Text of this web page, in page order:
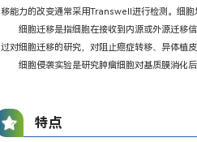
移能力的改变通常采用Transwell进行检测。细胞
细胞迁移是指细胞在接收到内源或外源迁移
过对细胞迁移的研究，对阻止癌症转移、异体植
细胞侵袭实验是研究肿瘤细胞对基质膜消化
特点